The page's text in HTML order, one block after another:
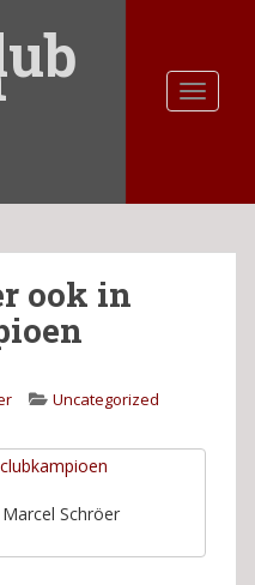
ook in
Uncategorized
Marcel Schröer